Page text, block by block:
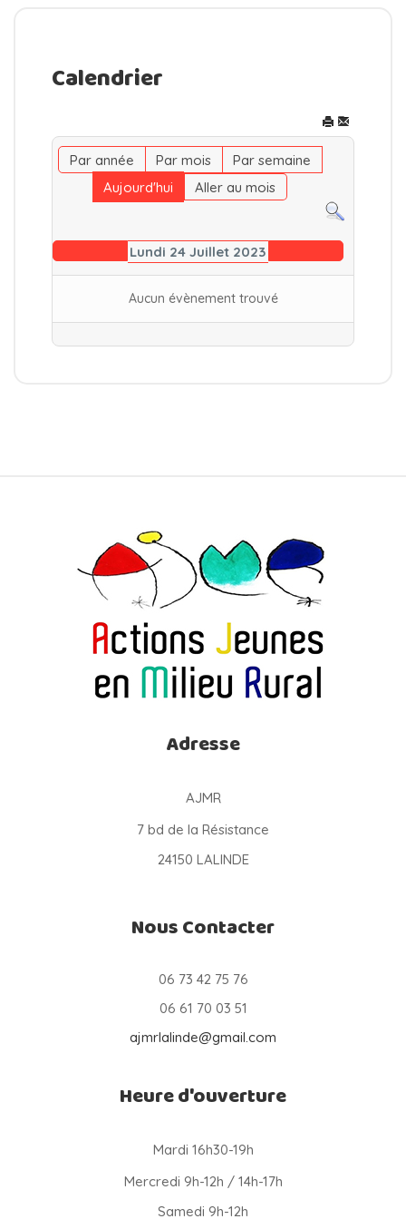
Calendrier
Par année Par mois
Par semaine
Aujourd'hui
Aller au mois
Lundi 24 Juillet 2023
Aucun évènement trouvé
Adresse
AJMR
7 bd de la Résistance
24150 LALINDE
Nous Contacter
06 73 42 75 76
06 61 70 03 51
ajmrlalinde@gmail.com
Heure d'ouverture
Mardi 16h30-19h
Mercredi 9h-12h / 14h-17h
Samedi 9h-12h